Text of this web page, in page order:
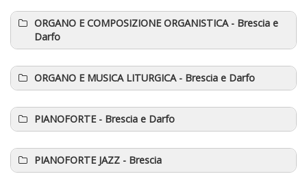
ORGANO E COMPOSIZIONE ORGANISTICA - Brescia e
Darfo
ORGANO E MUSICA LITURGICA- Brescia e Darfo
PIANOFORTE- Brescia e Darfo
PIANOFORTE JAZZ - Brescia